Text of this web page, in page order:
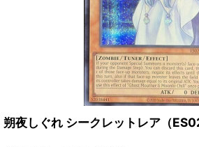
朔夜しぐれ シークレットレア（